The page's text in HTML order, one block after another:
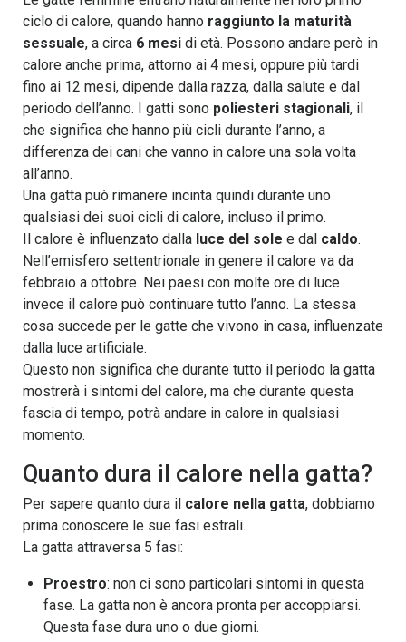
ciclo di calore, quando hanno raggiunto la maturità
sessuale, a circa 6 mesi di età. Possono andare però in
calore anche prima, attorno ai 4 mesi, oppure più tardi
fino ai 12 mesi, dipende dalla razza, dalla salute e dal
periodo dell’anno. I gatti sono poliesteri stagionali, il
che significa che hanno più cicli durante l’anno, a
differenza dei cani che vanno in calore una sola volta
all’anno.
Una gatta può rimanere incinta quindi durante uno
qualsiasi dei suoi cicli di calore, incluso il primo.
Il calore è influenzato dalla luce del sole e dal caldo.
Nell’emisfero settentrionale in genere il calore va da
febbraio a ottobre. Nei paesi con molte ore di luce
invece il calore può continuare tutto l’anno. La stessa
cosa succede per le gatte che vivono in casa, influenzate
dalla luce artificiale.
Questo non significa che durante tutto il periodo la gatta
mostrerà i sintomi del calore, ma che durante questa
fascia di tempo, potrà andare in calore in qualsiasi
momento.
Quanto dura il calore nella gatta?
Per sapere quanto dura il calore nella gatta, dobbiamo
prima conoscere le sue fasi estrali.
La gatta attraversa 5 fasi:
Proestro: non ci sono particolari sintomi in questa
fase. La gatta non è ancora pronta per accoppiarsi.
Questa fase dura uno o due giorni.